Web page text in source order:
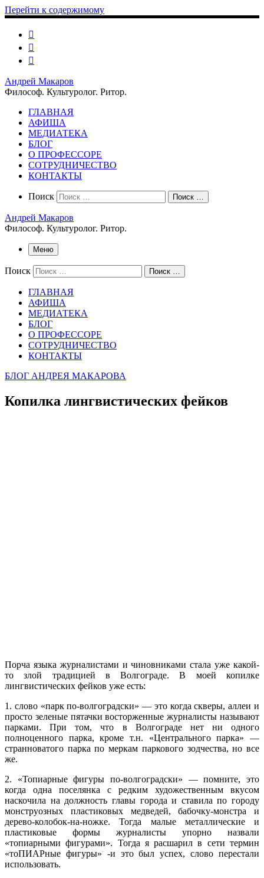
Перейти к содержимому
Андрей Макаров
Философ. Культуролог. Ритор.
ГЛАВНАЯ
АФИША
МЕДИАТЕКА
БЛОГ
О ПРОФЕССОРЕ
СОТРУДНИЧЕСТВО
КОНТАКТЫ
Search
Поиск Поиск …
Андрей Макаров
Философ. Культуролог. Ритор.
Меню
Поиск Поиск …
ГЛАВНАЯ
АФИША
МЕДИАТЕКА
БЛОГ
О ПРОФЕССОРЕ
СОТРУДНИЧЕСТВО
КОНТАКТЫ
БЛОГ АНДРЕЯ МАКАРОВА
Копилка лингвистических фейков
Порча языка журналистами и чиновниками стала уже какой-
то злой традицией в Волгограде. В моей копилке
лингвистических фейков уже есть:
1. слово «парк по-волгоградски» — это когда скверы, аллеи и
просто зеленые пятачки восторженные журналисты называют
парками. При том, что в Волгограде нет ни одного
полноценного парка, кроме т.н. «Центрального парка» —
странноватого парка по меркам паркового зодчества, но все
же.
2. «Топиарные фигуры по-волгоградски» — помните, это
когда одна поселянка с редким художественным вкусом
наскочила на должность главы города и ставила по городу
монструозных пластиковых медведей, бабочку-монстра и
дерево-колобок-на-ножке. Тогда малые металлические и
пластиковые формы журналисты упорно назвали
«топиарными фигурами». Тогда я расшарил в сети термин
«тоПИАРные фигуры» -и это был успех, слово перестали
использовать.